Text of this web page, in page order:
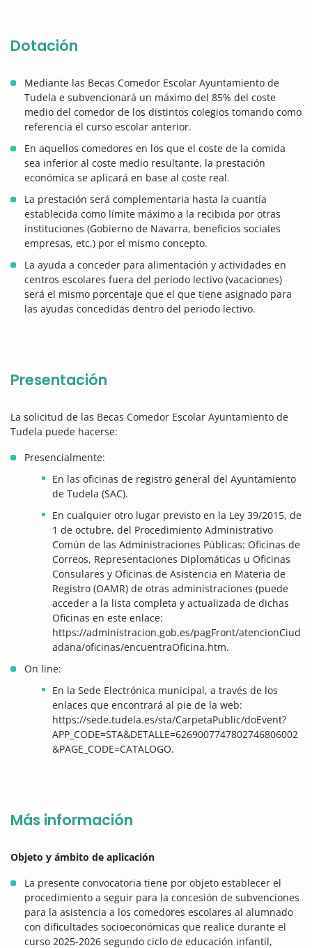
Dotación
Mediante las Becas Comedor Escolar Ayuntamiento de
Tudela e subvencionará un máximo del 85% del coste
medio del comedor de los distintos colegios tomando como
referencia el curso escolar anterior.
En aquellos comedores en los que el coste de la comida
sea inferior al coste medio resultante, la prestación
económica se aplicará en base al coste real.
La prestación será complementaria hasta la cuantía
establecida como límite máximo a la recibida por otras
instituciones (Gobierno de Navarra, beneficios sociales
empresas, etc.) por el mismo concepto.
La ayuda a conceder para alimentación y actividades en
centros escolares fuera del periodo lectivo (vacaciones)
será el mismo porcentaje que el que tiene asignado para
las ayudas concedidas dentro del periodo lectivo.
Presentación
La solicitud de las Becas Comedor Escolar Ayuntamiento de
Tudela puede hacerse:
Presencialmente:
En las oficinas de registro general del Ayuntamiento
de Tudela (SAC).
En cualquier otro lugar previsto en la Ley 39/2015, de
1 de octubre, del Procedimiento Administrativo
Común de las Administraciones Públicas: Oficinas de
Correos, Representaciones Diplomáticas u Oficinas
Consulares y Oficinas de Asistencia en Materia de
Registro (OAMR) de otras administraciones (puede
acceder a la lista completa y actualizada de dichas
Oficinas en este enlace:
https://administracion.gob.es/pagFront/atencionCiud
adana/oficinas/encuentraOficina.htm.
On line:
En la Sede Electrónica municipal, a través de los
enlaces que encontrará al pie de la web:
https://sede.tudela.es/sta/CarpetaPublic/doEvent?
APP_CODE=STA&DETALLE=6269007747802746806002
&PAGE_CODE=CATALOGO.
Más información
Objeto y ámbito de aplicación
La presente convocatoria tiene por objeto establecer el
procedimiento a seguir para la concesión de subvenciones
para la asistencia a los comedores escolares al alumnado
con dificultades socioeconómicas que realice durante el
curso 2025-2026 segundo ciclo de educación infantil,